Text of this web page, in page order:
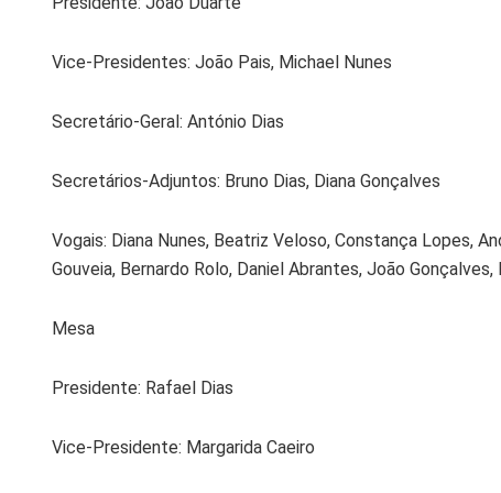
Vice-Presidentes: João Pais, Michael Nunes
Secretário-Geral: António Dias
Secretários-Adjuntos: Bruno Dias, Diana Gonçalves
Vogais: Diana Nunes, Beatriz Veloso, Constança Lopes,
Gouveia, Bernardo Rolo, Daniel Abrantes, João
Mesa
Presidente: Rafael Dias
Vice-Presidente: Margarida Caeiro